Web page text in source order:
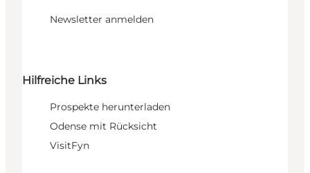
Newsletter anmelden
Hilfreiche Links
Prospekte herunterladen
Odense mit Rücksicht
VisitFyn